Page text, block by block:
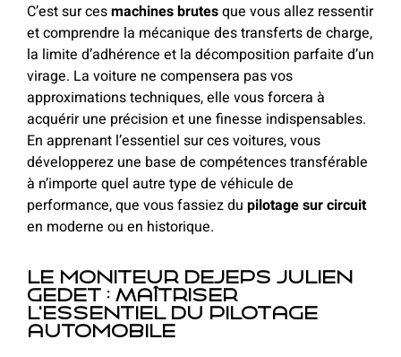
C’est sur cesmachines brutesque vous allez ressentir
et comprendre la mécanique des transferts de charge,
la limite d’adhérence et la décomposition parfaite d’un
virage. La voiture ne compensera pas vos
approximations techniques, elle vous forcera à
acquérir une précision et une finesse indispensables.
En apprenant l’essentiel sur ces voitures, vous
développerez une base de compétences transférable
à n’importe quel autre type de véhicule de
performance, que vous fassiez du pilotage sur circuit
en moderne ou en historique.
Le moniteur DEJEPS Julien
Gedet : Maîtriser
l'essentiel du pilotage
automobile